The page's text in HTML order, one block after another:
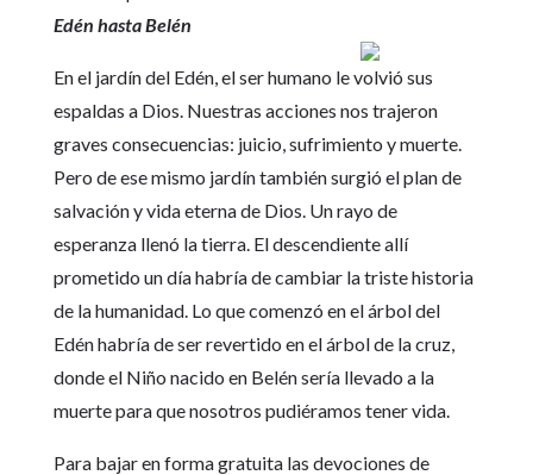
Edén hasta Belén
En el jardín del Edén, el ser humano le volvió sus
espaldas a Dios. Nuestras acciones nos trajeron
graves consecuencias: juicio, sufrimiento y muerte.
Pero de ese mismo jardín también surgió el plan de
salvación y vida eterna de Dios. Un rayo de
esperanza llenó la tierra. El descendiente allí
prometido un día habría de cambiar la triste historia
de la humanidad. Lo que comenzó en el árbol del
Edén habría de ser revertido en el árbol de la cruz,
donde el Niño nacido en Belén sería llevado a la
muerte para que nosotros pudiéramos tener vida.
Para bajar en forma gratuita las devociones de